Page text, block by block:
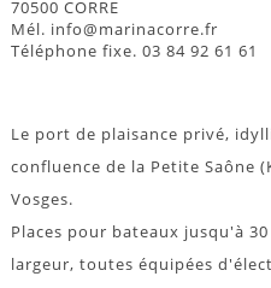
70500 CORRE
Mél. info@marinacorre.fr
Téléphone fixe. 03 84 92 61 61
Le port de plaisance privé,
confluence de la Petite Saône
Vosges.
Places pour bateaux jusqu'à
largeur, toutes équipées